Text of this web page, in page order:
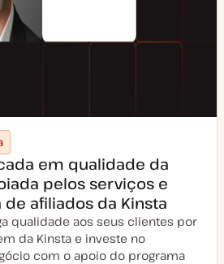
em qualidade da
pelos serviços e
afiliados da Kinsta
qualidade aos seus clientes por
da Kinsta e investe no
com o apoio do programa